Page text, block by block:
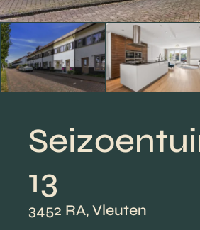
13
3452 RA, Vleuten